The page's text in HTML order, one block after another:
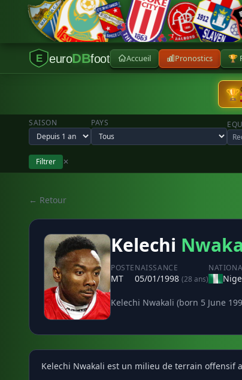
E euroDBfoot Accueil Pronostics 🏆
🏆
SAISON PAYS
Filtrer ✕
← Retour
Kelechi
POSTE
MT
NAISSANCE
05/01/1998 (28 ans)
Kelechi Nwakali (born 5 June
Kelechi Nwakali est un milieu de terrain offensif